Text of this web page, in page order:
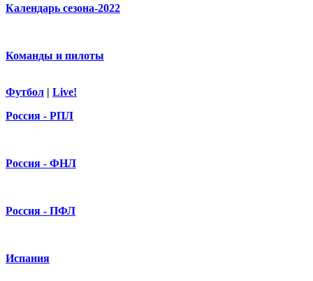
Календарь сезона-2022
Команды и пилоты
Футбол | Live!
Россия - РПЛ
Россия - ФНЛ
Россия - ПФЛ
Испания